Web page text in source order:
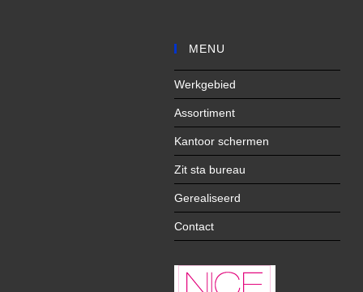
MENU
Werkgebied
Assortiment
Kantoor schermen
Zit sta bureau
Gerealiseerd
Contact